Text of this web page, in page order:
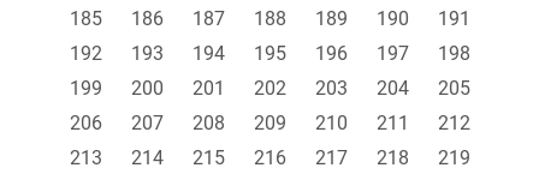
185
186 187 188 189 190
191
192
193 194 195 196 197
198
199
200 201 202 203 204
205
206
207 208 209 210 211
212
213
214 215 216 217 218
219